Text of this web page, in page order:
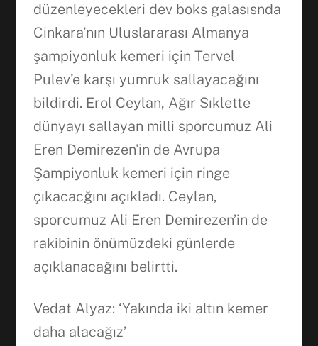
düzenleyecekleri dev boks galasısnda
Cinkara’nın Uluslararası Almanya
şampiyonluk kemeri için Tervel
Pulev’e karşı yumruk sallayacağını
bildirdi. Erol Ceylan, Ağır Sıklette
dünyayı sallayan milli sporcumuz Ali
Eren Demirezen’in de Avrupa
Şampiyonluk kemeri için ringe
çıkacacğını açıkladı. Ceylan,
sporcumuz Ali Eren Demirezen’in de
rakibinin önümüzdeki günlerde
açıklanacağını belirtti.
Vedat Alyaz: ‘Yakında iki altın kemer
daha alacağız’